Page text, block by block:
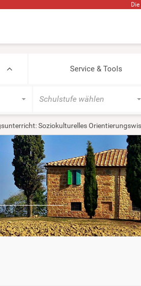
Service & Tools
Schulstufe wählen
Soziokulturelles